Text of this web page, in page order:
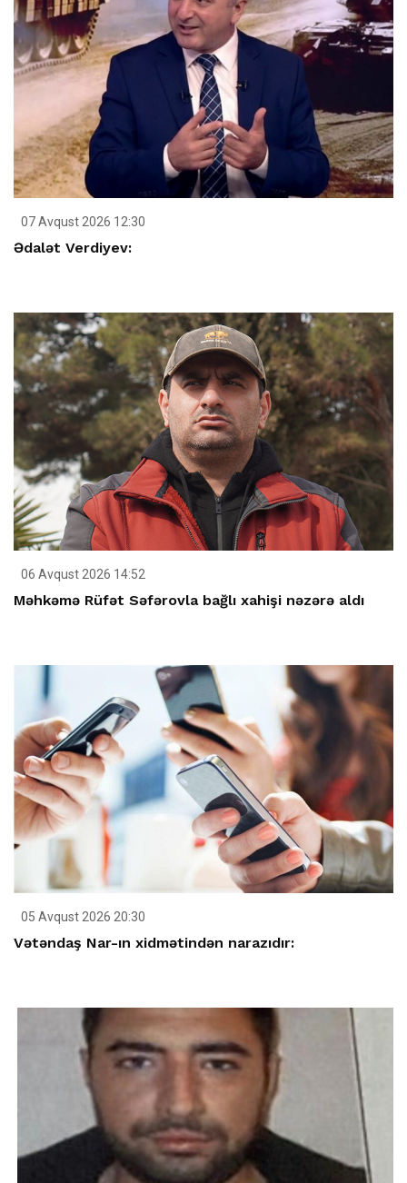
07 Avqust 2026 12:30
Ədalət Verdiyev:
06 Avqust 2026 14:52
Məhkəmə Rüfət Səfərovla bağlı xahişi nəzərə aldı
05 Avqust 2026 20:30
Vətəndaş Nar-ın xidmətindən narazıdır: